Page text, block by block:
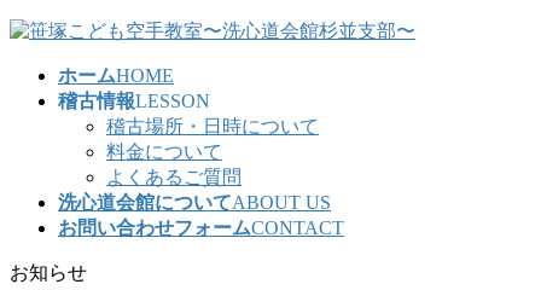
コ
ナ
ホームHOME
稽古情報LESSON
稽古場所・日時について
料金について
よくあるご質問
洗心道会館についてABOUT US
お問い合わせフォームCONTACT
お知らせ